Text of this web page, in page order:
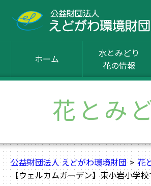
ホーム
水とみどり
花の情報
花とみ
公益財団法人 えどがわ環境財団 花
【ウェルカムガーデン】東小岩小学